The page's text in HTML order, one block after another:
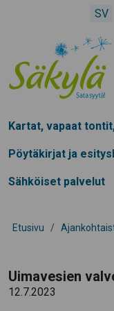
SV
Kartat, vapaat
Pöytäkirjat ja
Sähköiset palvelut
Etusivu /
Uimavesien
12.7.2023